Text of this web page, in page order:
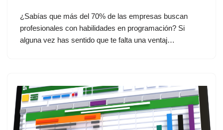
¿Sabías que más del 70% de las empresas buscan
profesionales con habilidades en programación? Si
alguna vez has sentido que te falta una ventaj…